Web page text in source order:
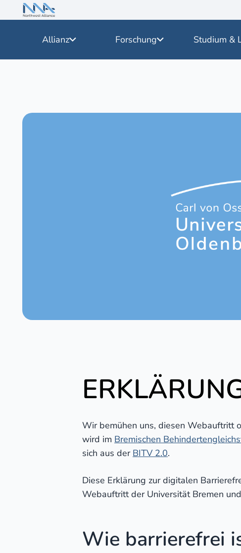
Allianz Forschung Studium &
Wir bemühen uns, diesen Webauftritt
wird im Bremischen
sich aus der BITV 2.0.
Diese Erklärung zur digitalen
Webauftritt der Universität Bremen
Wie barrierefrei